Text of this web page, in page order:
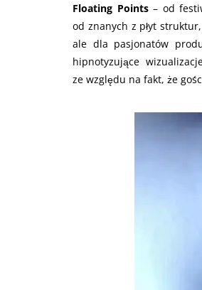
Floating Points– od
od znanych z płyt
ale dla pasjonatów
hipnotyzujące
ze względu na fakt, że